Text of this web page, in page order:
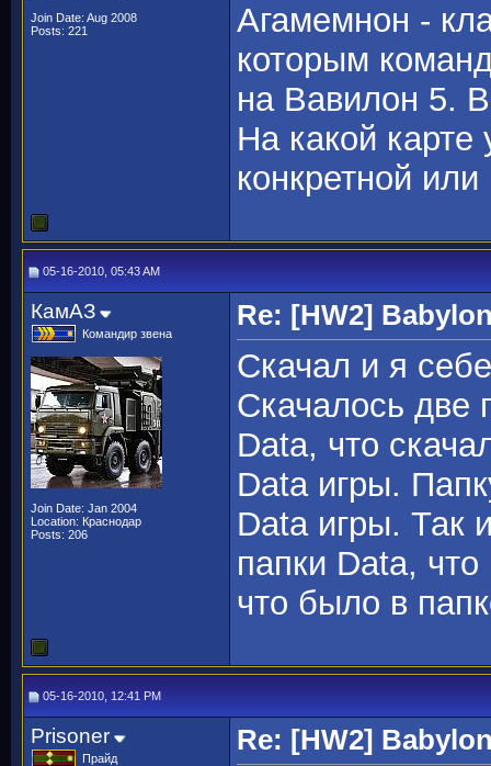
Join Date: Aug 2008
Posts: 221
Агамемнон -
которым
на Вавилон 5.
На какой карте
конкретной
05-16-2010, 05:43 AM
КамАЗ
Командир звена
Join Date: Jan 2004
Location: Краснодар
Posts: 206
Re: [HW2]
Скачал и я
Скачалось две
Data, что
Data игры.
Data игры. Так
папки Data,
что было в
05-16-2010, 12:41 PM
Prisoner
Прайд
Re: [HW2]